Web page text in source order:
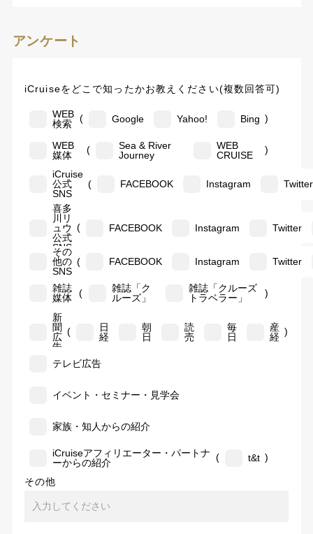
アンケート
iCruiseをどこで知ったかお教えください(複数回答可)
WEB
検索
( Google Yahoo! Bing )
WEB
媒体
(
Sea & River
Journey
WEB
CRUISE
)
iCruise
公式
SNS
( FACEBOOK Instagram Twitter
喜多
川リ
ュウ
公式
SNS
( FACEBOOK Instagram Twitter
その
他の
SNS
( FACEBOOK Instagram Twitter
雑誌
媒体
(
雑誌「ク
ルーズ」
雑誌「クルーズ
トラベラー」
)
新
聞
広
告
(
日
経
朝
日
読
売
毎
日
産
経 )
テレビ広告
イベント・セミナー・見学会
家族・知人からの紹介
iCruiseアフィリエーター・パートナ
ーからの紹介
( t&t )
その他